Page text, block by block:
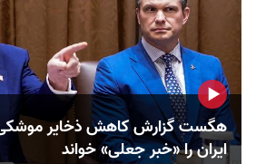
هگست گزارش کاهش ذخایر موشکی
ایران را «خبر جعلی» خواند